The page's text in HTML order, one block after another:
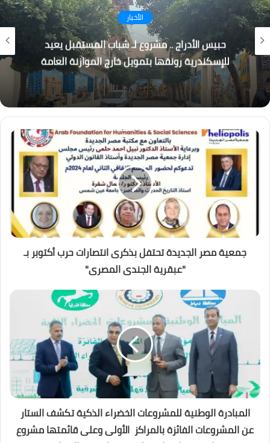
تكنولوجيا
الجزار: منصة “فرصة” تراهن على تبسيط الاستثمار
وبناء وعي مالي جديد
جمعية مصر الجديدة تحتفل بذكرى انتصارات حرب أكتوبر بـ
"عبقرية الجندى المصرى"
المبادرة الوطنية للمشروعات الخضراء الذكية تكشف الستار
عن المشروعات الفائزة بالمراكز الأولى وعلى قائمتها مشروع